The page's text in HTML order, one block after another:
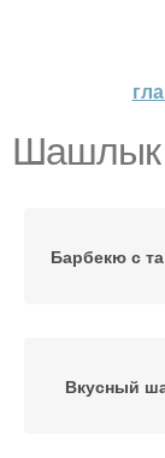
Шашлык
Барбекю с
Вкусный